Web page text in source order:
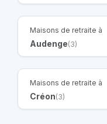
Maisons de retraite à
Audenge(3)
Maisons de retraite à
Créon(3)